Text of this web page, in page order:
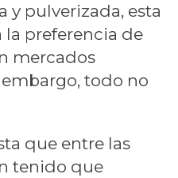
y pulverizada, esta
preferencia de
mercados
todo no
que entre las
tenido que